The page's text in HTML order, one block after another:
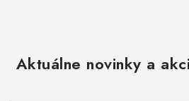
Aktuálne novinky a